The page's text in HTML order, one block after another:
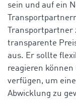
sein und auf ein
transparente
aus. Er sollte
reagieren
verfügen, um
Abwicklung zu